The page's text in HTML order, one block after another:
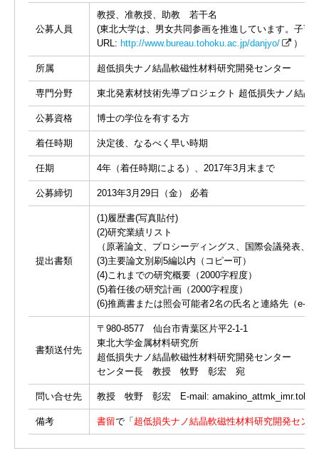
公募人員
教授、准教授、助教 若干名
(東北大学は、男女共同参画を推進しています。子
URL: http://www.bureau.tohoku.ac.jp/danjyo/ ）
所属 超低損失ナノ結晶軟磁性材料研究開発センター
専門分野 東北発素材技術先導プロジェクト 超低損失ナノ結
公募資格 博士の学位を有する方
着任時期 決定後、なるべく早い時期
任期 4年（着任時期による）、2017年3月末まで
公募締切 2013年3月29日（金） 必着
提出書類
(1)履歴書(写真貼付)
(2)研究業績リスト
（原著論文、プロシーディングス、国際会議発表、
(3)主要論文別刷5編以内（コピー可）
(4)これまでの研究概要（2000字程度）
(5)着任後の研究計画（2000字程度）
(6)推薦書または照会可能者2名の氏名と連絡先（e-
書類送付先
〒980-8577 仙台市青葉区片平2-1-1
東北大学金属材料研究所
超低損失ナノ結晶軟磁性材料研究開発センター
センター長 教授 牧野 彰宏 宛
問い合せ先 教授 牧野 彰宏 E-mail:
備考 書留で「 超低損失ナノ結晶軟磁性材料研究開発セン